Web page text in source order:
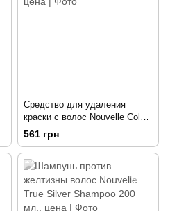
Средство для удаления
краски с волос Nouvelle Color
Back 100+100 мл.
561 грн